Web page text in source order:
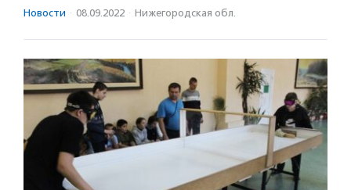
Новости · 08.09.2022 · Нижегородская обл.